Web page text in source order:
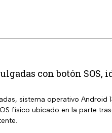
con botón SOS,
sistema operativo Android
físico ubicado en la parte